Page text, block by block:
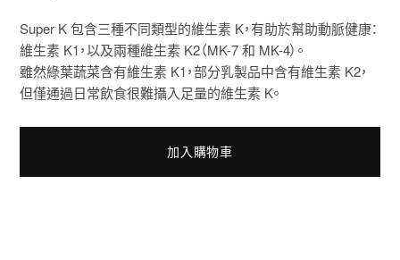
Super K 包含三種不同類型的維生素 K，有助於幫助動脈健康：
維生素 K1，以及兩種維生素 K2（MK-7 和 MK-4）。
雖然綠葉蔬菜含有維生素 K1，部分乳製品中含有維生素 K2，
但僅通過日常飲食很難攝入足量的維生素 K。
加入購物車